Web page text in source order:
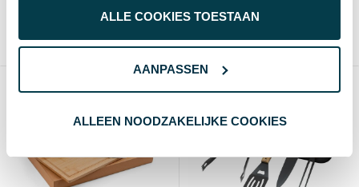
ALLE COOKIES TOESTAAN
AANPASSEN
ALLEEN NOODZAKELIJKE COOKIES
10 st.
2-3 d
PP